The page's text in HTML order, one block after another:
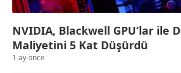
NVIDIA, Blackwell GPU’lar ile
Maliyetini 5 Kat Düşürdü
1 ay önce